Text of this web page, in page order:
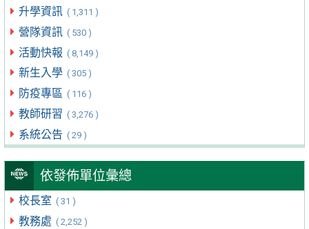
升學資訊 ( 1,311 )
營隊資訊 ( 530 )
活動快報 ( 8,149 )
新生入學 ( 305 )
防疫專區 ( 116 )
教師研習 ( 3,276 )
系統公告 ( 29 )
依發佈單位彙總
校長室 ( 31 )
教務處 ( 2,252 )